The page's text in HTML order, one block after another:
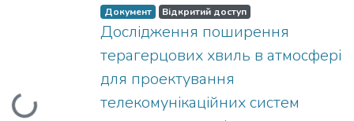
Прищепа, Тетяна Олексіївна
Документ Відкритий доступ
Дослідження поширення
терагерцових хвиль в атмосфері
для проектування
телекомунікаційних систем